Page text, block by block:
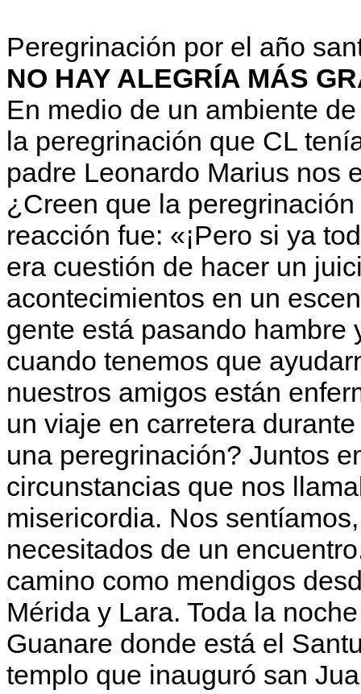
Peregrinación por el año
NO HAY ALEGRÍA MÁS
En medio de un ambiente
la peregrinación que CL
padre Leonardo Marius nos
¿Creen que la
reacción fue: «¡Pero si ya
era cuestión de hacer un
acontecimientos en un
gente está pasando hambre
cuando tenemos que
nuestros amigos están
un viaje en carretera
una peregrinación? Juntos
circunstancias que nos
misericordia. Nos
necesitados de un
camino como mendigos
Mérida y Lara. Toda la
Guanare donde está el
templo que inauguró san